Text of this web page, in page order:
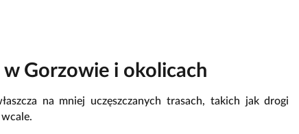
Gorzowie i okolicach
na mniej uczęszczanych trasach, takich jak drogi